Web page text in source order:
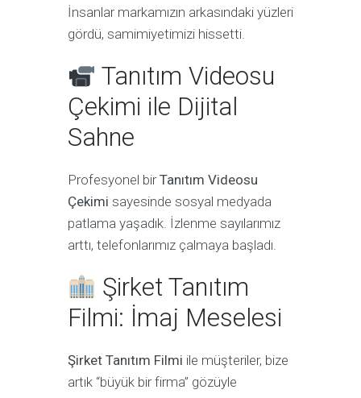
İnsanlar markamızın arkasındaki yüzleri
gördü, samimiyetimizi hissetti.
Tanıtım Videosu
Çekimi ile Dijital
Sahne
Profesyonel birTanıtım Videosu
Çekimi sayesinde sosyal medyada
patlama yaşadık. İzlenme sayılarımız
arttı, telefonlarımız çalmaya başladı.
Şirket Tanıtım
Filmi: İmaj Meselesi
Şirket Tanıtım Filmi ile müşteriler, bize
artık “büyük bir firma” gözüyle